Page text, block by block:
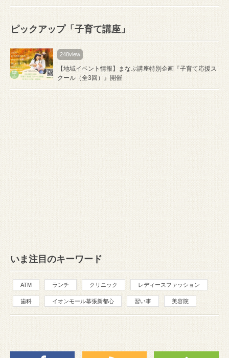
ピックアップ「子育て講座」
248view
【地域イベント情報】まなぶ講座特別企画『子育て応援ス
クール（全3回）』開催
いま注目のキーワード
ATM ランチ クリニック レディースファッション
歯科 イオンモール幕張新都心 習い事 美容院